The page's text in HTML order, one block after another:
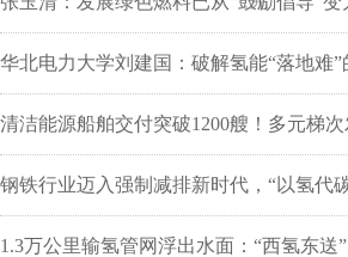
华北电力大学刘建国：破解氢能“落地难”